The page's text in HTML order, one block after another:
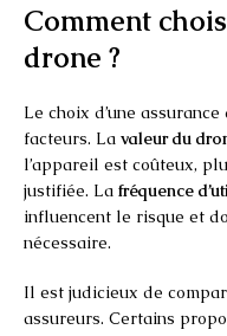
Comment
drone ?
Le choix d’une
facteurs. La valeur du
l’appareil est coûteux,
justifiée. La fréquence
influencent le risque et
nécessaire.
Il est judicieux de
assureurs. Certains